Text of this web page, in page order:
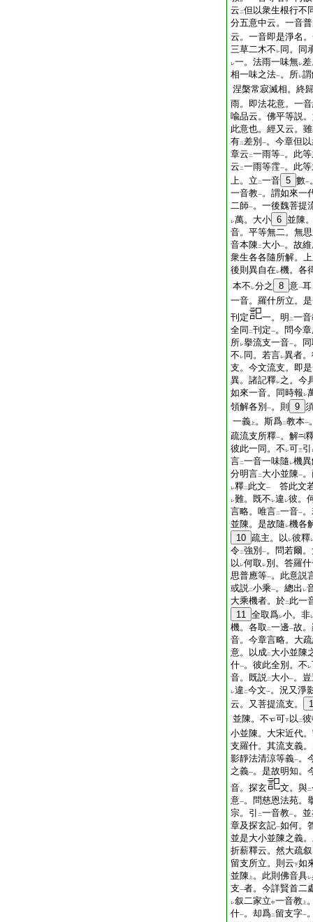
云 二但以衆生根行不
分五意中云。一音
云。一音即是淨名
三草二木不 レ 同。同
レ一。法雨一味無レ
相一味之法一。所レ
涅槃常寂滅相。終
雨。即法花意。一
喩品云。佛平等説
此意也。經又云。雖
有二差別 一。今章但
章云 二一雨等一。此
云 二一雨等霔一。此
上。立 二一音 5 數一
一音教一。謂如來一
二師一。一後魏菩提
レ萬。大小 6 並陳
音。平等無二。無
音本陳 二 大小一。故
衆生各各隨所解。
後則異自在レ機。各
本不 レ分之 8 意一耳
一音。羅什所立。
刊定
一。明 二一
全同 二刊定一。問今
所レ擧流支一音一。
不 レ 同。若言レ異者
支。今文流支。即
異。諸記釋レ之。今
如來一音。同時報 レ
領解各別 一。則 9
一義 上 。斯爲二教本一
疏流支所釋一。解
彼此一同。不 レ可三引
言二一音一味隨 レ機
分明言二 大小並陳一
レ釋二 此文一 答此文
レ難。既不 レ違 レ彼。
言略。唯言二一音一
並陳。是故隨 レ機各
10 疏主。以 レ彼釋
令二強別 一。問若爾
以 レ何取 レ別。答羅
思普應等一。此意説
或説二小乘一。總出 レ
大乘機者。於二 此一
11 全取爲レ小。非
機。各取 二一邊一故
音。今章言略。大
意。以成二 大小並陳
什一。彼此全別。不 レ
音。既説二 大小一。
レ違 二今文一。況又淨
云。又菩提流支。
並陳。不
可下 以 二
小並陳。大宋近代
支羅什。其流支義
影靜法清涼等義一。
之義一。是故明知。
音。探玄
文。與二
意一。問慈恩法苑。
宗。引
二一音教一。
章及探玄記一如何。
並是大小並陳之義
折薪釋云。然大疏
留支所立。則云下如
並陳
上 。此則佛音具レ
支一者。今詳賢首二
レ叙二家立中一音教 上
什一。却爲二 留支字一